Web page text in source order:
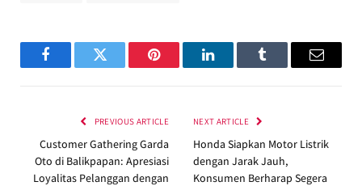
FacebookTwitter Pinterest LinkedInTumblr Email
PREVIOUS ARTICLE
Customer Gathering Garda
Oto di Balikpapan: Apresiasi
Loyalitas Pelanggan dengan
NEXT ARTICLE
Honda Siapkan Motor Listrik
dengan Jarak Jauh,
Konsumen Berharap Segera